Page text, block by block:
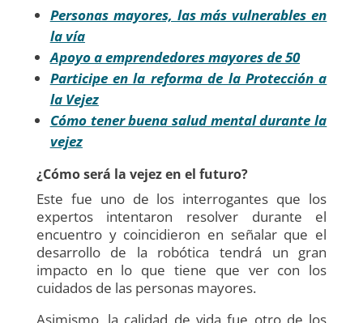
Personas mayores, las más vulnerables en
la vía
Apoyo a emprendedores mayores de 50
Participe en la reforma de la Protección a
la Vejez
Cómo tener buena salud mental durante la
vejez
¿Cómo será la vejez en el futuro?
Este fue uno de los interrogantes que los
expertos intentaron resolver durante el
encuentro y coincidieron en señalar que el
desarrollo de la robótica tendrá un gran
impacto en lo que tiene que ver con los
cuidados de las personas mayores.